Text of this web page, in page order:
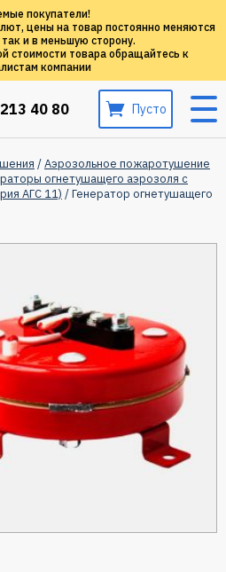
покупатели!
цены на товар постоянно меняются
и в меньшую сторону.
стоимости товара обращайтесь к
компании
40 80 Пусто
/Аэрозольное пожаротушение
огнетушащего аэрозоля с
АГС 11) / Генератор огнетушащего